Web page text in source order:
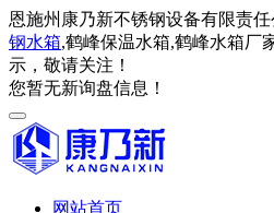
恩施州康乃新不锈钢设备有限责
钢水箱,鹤峰保温水箱,鹤峰水箱厂
示，敬请关注！
您暂无新询盘信息！
网站首页